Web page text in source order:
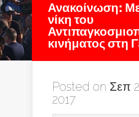
Ανακοίνωση:
νίκη του
κινήματος στη
Posted on Σεπ
2017